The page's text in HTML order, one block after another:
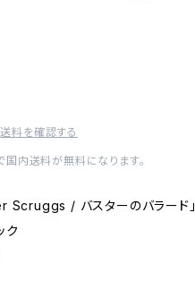
送料を確認する
内送料が無料になります。
/ バスターのバラード」
ク